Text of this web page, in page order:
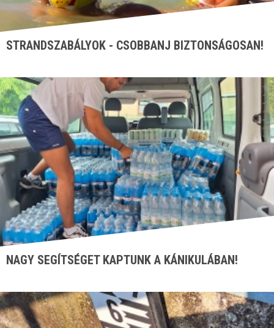
STRANDSZABÁLYOK - CSOBBANJ BIZTONSÁGOSAN!
NAGY SEGÍTSÉGET KAPTUNK A KÁNIKULÁBAN!